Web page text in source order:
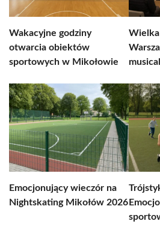
Wakacyjne godziny
otwarcia obiektów
sportowych w Mikołowie
Emocjonujący wieczór na
Nightskating Mikołów 2026